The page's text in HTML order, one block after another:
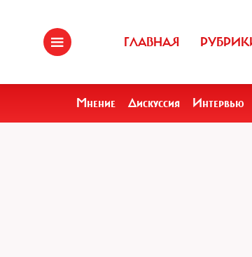
ГЛАВНАЯ
Мнение Дискуссия Интервью